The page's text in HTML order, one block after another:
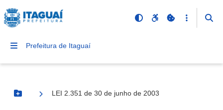
Prefeitura de Itaguaí
Botão Menu
LEI 2.351 de 30 de junho de 2003